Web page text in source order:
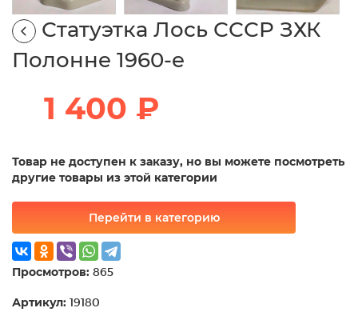
Статуэтка Лось СССР ЗХК
Полонне 1960-е
1 400 ₽
Товар не доступен к заказу, но вы можете посмотреть
другие товары из этой категории
Перейти в категорию
Просмотров: 865
Артикул: 19180